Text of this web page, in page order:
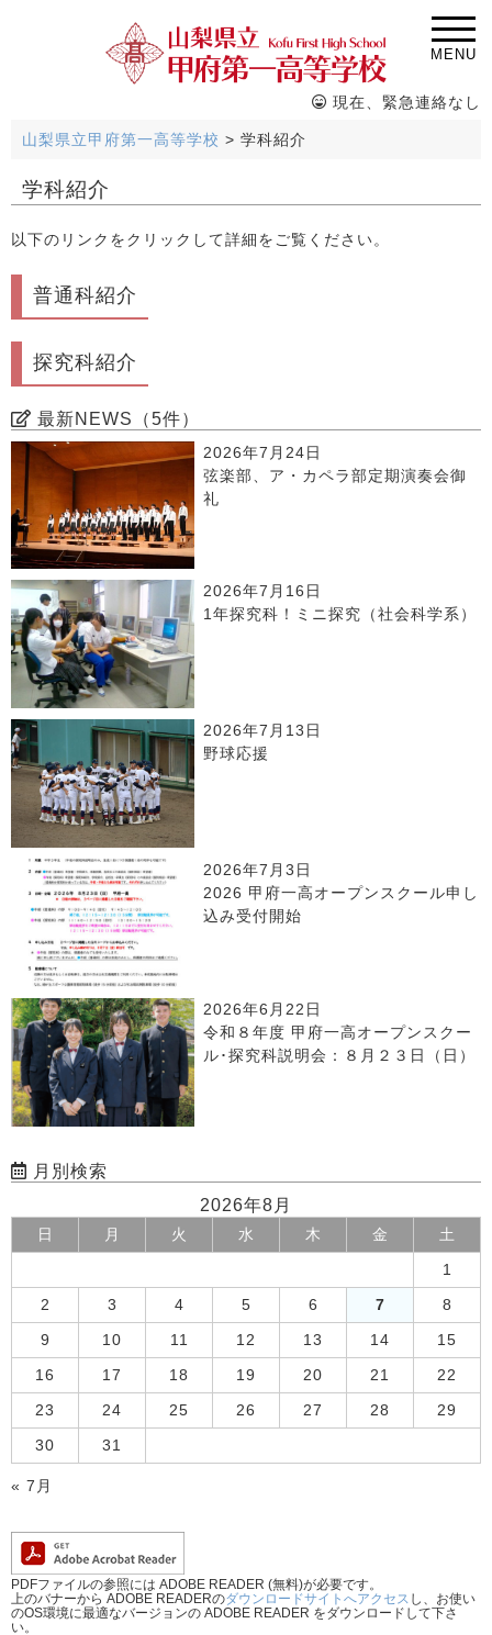
MENU
現在、緊急連絡なし
山梨県立甲府第一高等学校 > 学科紹介
学科紹介
以下のリンクをクリックして詳細をご覧ください。
普通科紹介
探究科紹介
最新NEWS（5件）
2026年7月24日
弦楽部、ア・カペラ部定期演奏会御
礼
2026年7月16日
1年探究科！ミニ探究（社会科学系）
2026年7月13日
野球応援
2026年7月3日
2026 甲府一高オープンスクール申し
込み受付開始
2026年6月22日
令和８年度 甲府一高オープンスクー
ル･探究科説明会：８月２３日（日）
月別検索
2026年8月
日 月 火 水 木 金 土
1
2 3 4 5 6 7 8
9 10 11 12 13 14 15
16 17 18 19 20 21 22
23 24 25 26 27 28 29
30 31
« 7月
PDFファイルの参照には ADOBE READER (無料)が必要です。
上のバナーから ADOBE READERのダウンロードサイトへアクセス し、お使い
のOS環境に最適なバージョンの ADOBE READER をダウンロードして下さ
い。